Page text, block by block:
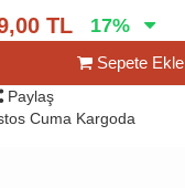
TL 17%
Sepete Ekle
Paylaş
Cuma Kargoda